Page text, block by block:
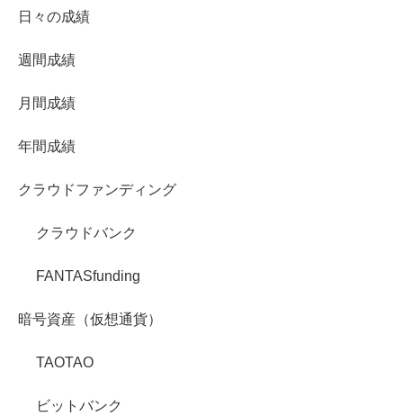
日々の成績
週間成績
月間成績
年間成績
クラウドファンディング
クラウドバンク
FANTASfunding
暗号資産（仮想通貨）
TAOTAO
ビットバンク